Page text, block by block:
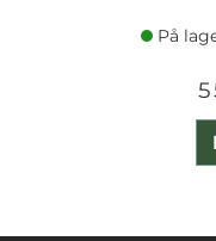
På